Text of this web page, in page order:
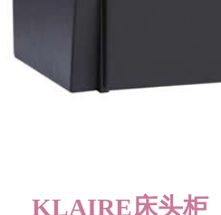
KLAIRE床头柜